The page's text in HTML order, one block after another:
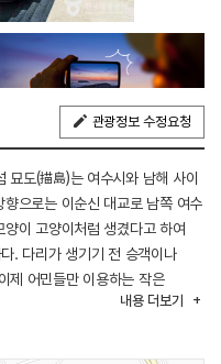
관광정보 수정요청
묘도(描島)는 여수시와 남해 사이
으로는 이순신 대교로 남쪽 여수
이 고양이처럼 생겼다고 하여
. 다리가 생기기 전 승객이나
제 어민들만 이용하는 작은
내용 더보기